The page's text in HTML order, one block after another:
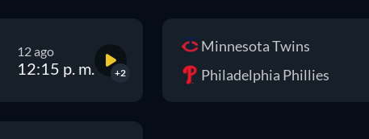
12 ago
12:15 p. m. +2
Minnesota Twins
Philadelphia Phillies